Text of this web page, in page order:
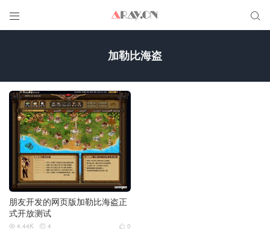
 
加勒比海盗
朋友开发的网页版加勒比海盗正
式开放测试
 0
 4.44K  4